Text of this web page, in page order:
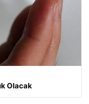
Olacak